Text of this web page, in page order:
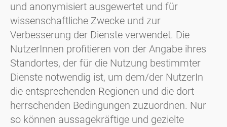
und anonymisiert ausgewertet und für
wissenschaftliche Zwecke und zur
Verbesserung der Dienste verwendet. Die
NutzerInnen profitieren von der Angabe ihres
Standortes, der für die Nutzung bestimmter
Dienste notwendig ist, um dem/der NutzerIn
die entsprechenden Regionen und die dort
herrschenden Bedingungen zuzuordnen. Nur
so können aussagekräftige und gezielte